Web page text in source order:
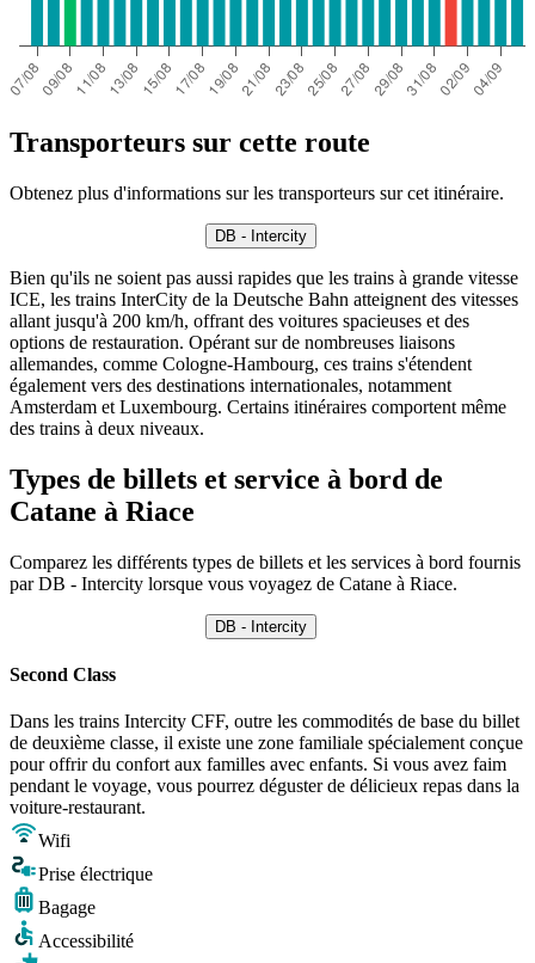
Transporteurs sur cette route
Obtenez plus d'informations sur les transporteurs sur cet itinéraire.
DB - Intercity
Bien qu'ils ne soient pas aussi rapides que les trains à grande vitesse
ICE, les trains InterCity de la Deutsche Bahn atteignent des vitesses
allant jusqu'à 200 km/h, offrant des voitures spacieuses et des
options de restauration. Opérant sur de nombreuses liaisons
allemandes, comme Cologne-Hambourg, ces trains s'étendent
également vers des destinations internationales, notamment
Amsterdam et Luxembourg. Certains itinéraires comportent même
des trains à deux niveaux.
Types de billets et service à bord de
Catane à Riace
Comparez les différents types de billets et les services à bord fournis
par DB - Intercity lorsque vous voyagez de Catane à Riace.
DB - Intercity
Second Class
Dans les trains Intercity CFF, outre les commodités de base du billet
de deuxième classe, il existe une zone familiale spécialement conçue
pour offrir du confort aux familles avec enfants. Si vous avez faim
pendant le voyage, vous pourrez déguster de délicieux repas dans la
voiture-restaurant.
Wifi
Prise électrique
Bagage
Accessibilité